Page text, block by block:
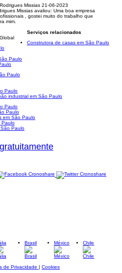
Missias 21-06-2023
Missias avaliou: Uma boa empresa
, gostei muito do trabalho que
mim.
Serviços relacionados
Construtora de casas em São Paulo
Paulo
Paulo
Paulo
industrial em São Paulo
Paulo
Paulo
em São Paulo
Paulo
Paulo
Brasil México Chile
de Privacidade | Cookies